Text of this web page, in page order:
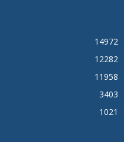
14972
12282
11958
3403
1021